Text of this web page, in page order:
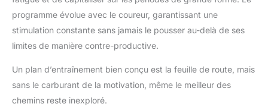
programme évolue avec le coureur, garantissant une
stimulation constante sans jamais le pousser au-delà de ses
limites de manière contre-productive.
Un plan d’entraînement bien conçu est la feuille de route, mais
sans le carburant de la motivation, même le meilleur des
chemins reste inexploré.